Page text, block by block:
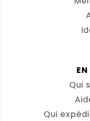
Qui
Qui